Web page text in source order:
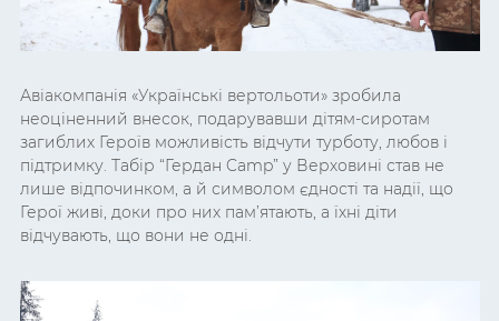
Авіакомпанія «Українські вертольоти» зробила
неоціненний внесок, подарувавши дітям-сиротам
загиблих Героїв можливість відчути турботу, любов і
підтримку. Табір “Гердан Camp” у Верховині став не
лише відпочинком, а й символом єдності та надії, що
Герої живі, доки про них пам’ятають, а їхні діти
відчувають, що вони не одні.